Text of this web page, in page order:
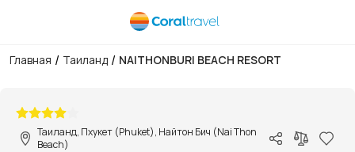
Главная / Таиланд / NAITHONBURI BEACH RESORT
Таиланд, Пхукет (Phuket), Найтон Бич (Nai Thon
Beach)